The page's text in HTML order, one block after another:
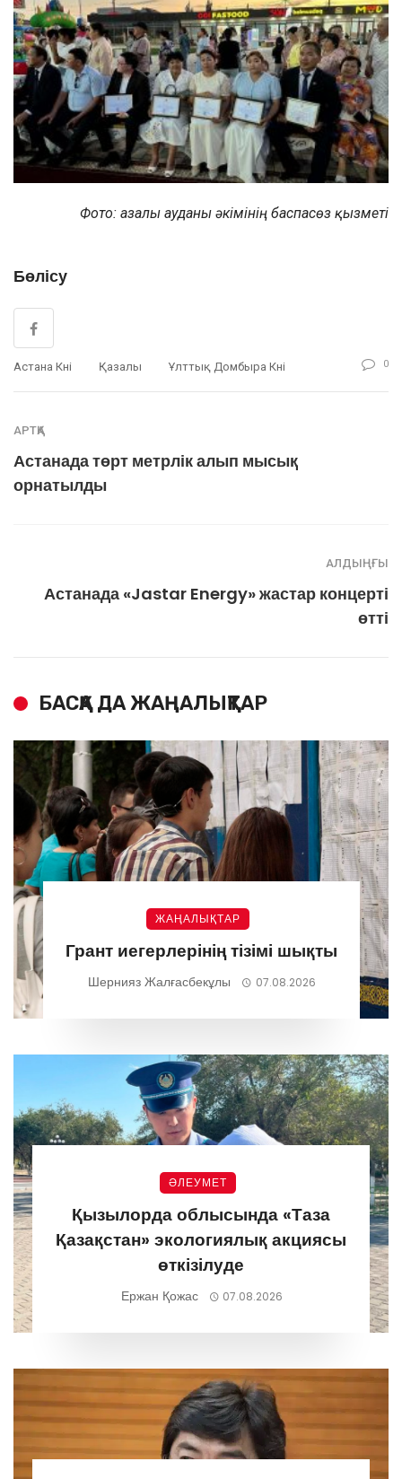
Фото: Қазалы ауданы әкімінің баспасөз қызметі
Бөлісу
Астана Күні Қазалы Ұлттық Домбыра Күні 0
АРТҚА
Астанада төрт метрлік алып мысық
орнатылды
АЛДЫҢҒЫ
Астанада «Jastar Energy» жастар концерті
өтті
БАСҚА ДА ЖАҢАЛЫҚТАР
ЖАҢАЛЫҚТАР
Грант иегерлерінің тізімі шықты
Шернияз Жалғасбекұлы 07.08.2026
ӘЛЕУМЕТ
Қызылорда облысында «Таза
Қазақстан» экологиялық акциясы
өткізілуде
Ержан Қожас 07.08.2026